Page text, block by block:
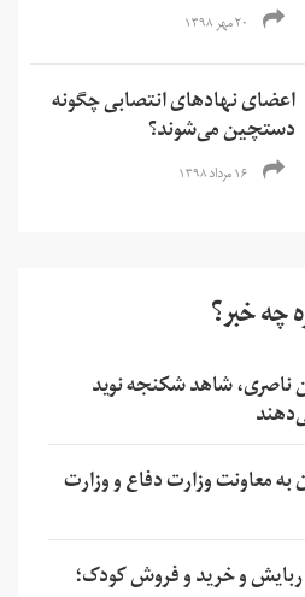
۲۰ مهر ۱۳۹۸
اعضای نهادهای انتصابی چگونه
دستچین می‌شوند؟
۱۶ مرداد ۱۳۹۸
چه خبر؟
شاهد شکنجه نوید
به معاونت وزارت دفاع و وزارت
و خرید و فروش کودک؛